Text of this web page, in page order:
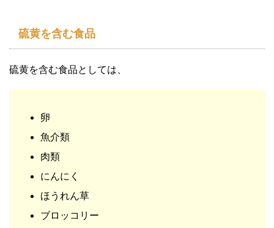
硫黄を含む食品
硫黄を含む食品としては、
卵
魚介類
肉類
にんにく
ほうれん草
ブロッコリー